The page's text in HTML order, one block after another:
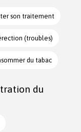
son traitement
(troubles)
du tabac
du